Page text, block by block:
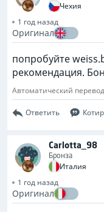
Чехия
1 год назад
Оригинал
попробуйте
рекомендация.
Автоматический
Ответить
Carlotta_98
Бронза
Италия
1 год назад
Оригинал